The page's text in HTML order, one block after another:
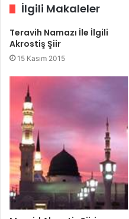
İlgili Makaleler
Teravih Namazı İle İlgili
Akrostiş Şiir
15 Kasım 2015